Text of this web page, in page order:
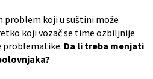
problem koji u suštini može
koji vozač se time ozbiljnije
problematike. Da li treba menjati